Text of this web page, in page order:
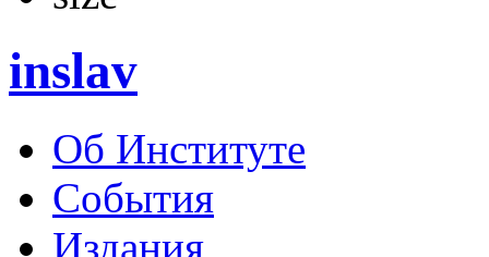
inslav
Об Институте
События
Издания